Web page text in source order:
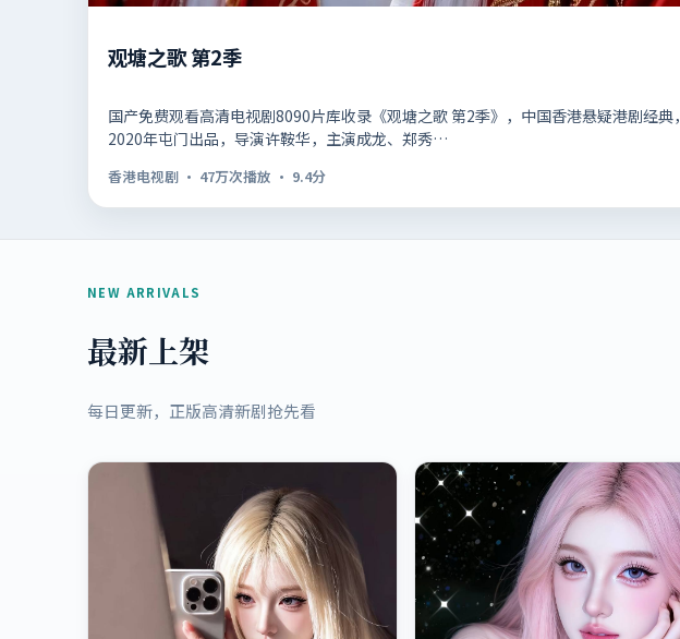
观塘之歌 第2季
国产免费观看高清电视剧8090片库收录《观塘之歌 第2季》，中国香港悬疑港剧经典，
2020年屯门出品，导演许鞍华，主演成龙、郑秀…
香港电视剧· 47万次播放 · 9.4分
NEW ARRIVALS
最新上架
每日更新，正版高清新剧抢先看